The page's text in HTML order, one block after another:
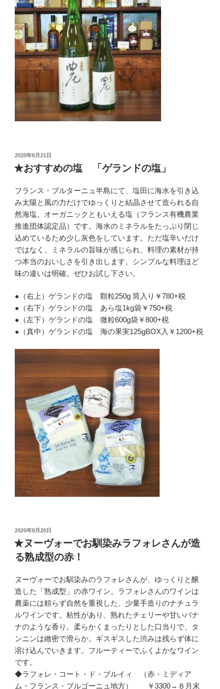
投
稿
日:
2020年8月21日
★おすすめの塩 「ゲランドの塩」
フランス・ブルターニュ半島にて、塩田に海水を引き込
み太陽と風の力だけでゆっくりと結晶させて造られる自
然海塩。オーガニックともいえる塩（フランス有機農業
推進団体認定品）です。海水のミネラルをたっぷり閉じ
込めているため少し灰色をしています。ただ塩辛いだけ
ではなく、ミネラルの旨味が感じられ、料理の素材が持
つ本当のおいしさを引き出します。シンプルな料理ほど
味の違いは明確。ぜひお試し下さい。
●（右上）ゲランドの塩 顆粒250g 筒入り￥780+税
●（右下）ゲランドの塩 あら塩1kg袋￥750+税
●（左下）ゲランドの塩 微粒600g袋￥800+税
●（真中）ゲランドの塩 海の果実125gBOX入￥1200+税
投
稿
日:
2020年8月20日
★ヌーヴォーでお馴染みラフォレさんが造
る熟成型の赤！
ヌーヴォーでお馴染みのラフォレさんが、ゆっくりと醸
造した「熟成型」の赤ワイン。ラフォレさんのワインは
農薬には頼らず自然を重視した、少量手造りのナチュラ
ルワインです。粘性があり、熟れたチェリーや甘いバナ
ナのような香り。柔らかくまったりとした口当りで、タ
ンニンは緻密で滑らか。ギスギスした渋みは残らず体に
溶け込んでいきます。フルーティーでふくよかなワイン
です。
◆ラフォレ・コート・ド・ブルイィ （赤・ミディア
ム・フランス・ブルゴーニュ地方） ￥3300→８月末